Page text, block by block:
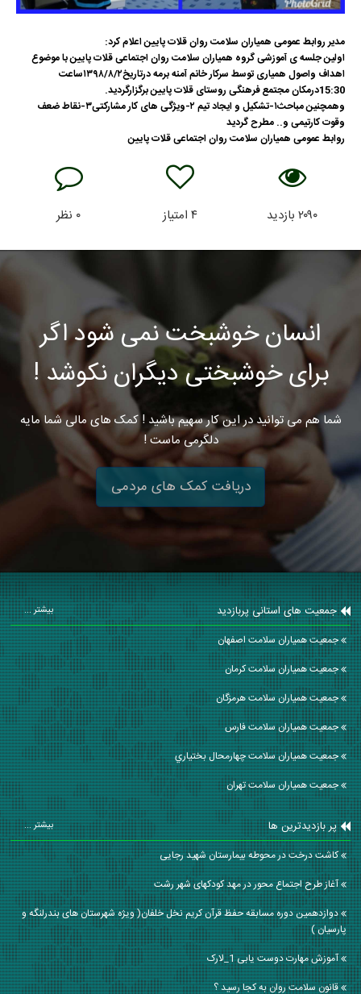
مدیر روابط عمومی همیاران سلامت روان قلات پایین اعلام کرد:
اولین جلسه ی آموزشی گروه همیاران سلامت روان اجتماعی قلات پایین با موضوع
اهداف واصول همیاری توسط سرکار خانم آمنه برمه درتاریخ۱۳۹۸/۸/۲ساعت
15:30درمکان مجتمع فرهنگی روستای قلات پایین برگزارگردید.
وهمچنین مباحث۱-تشکیل و ایجاد تیم ۲-ویژگی های کار مشارکتی۳-نقاط ضعف
وقوت کارتیمی و.. ‌‌مطرح گردید
روابط عمومی همیاران سلامت روان اجتماعی قلات پایین
۲۰۹۰بازدید ۴امتیاز ۰ نظر
انسان خوشبخت نمی شود اگر
برای خوشبختی دیگران نکوشد !
شما هم می توانید در این کار سهیم باشید ! کمک های مالی شما مایه
دلگرمی ماست !
دریافت کمک های مردمی
جمعیت های استانی پربازدید بیشتر ...
جمعیت همیاران سلامت اصفهان
جمعیت همیاران سلامت كرمان
جمعیت همیاران سلامت هرمزگان
جمعیت همیاران سلامت فارس
جمعیت همیاران سلامت چهارمحال بختياري
جمعیت همیاران سلامت تهران
پر بازدیدترین ها بیشتر ...
کاشت درخت در محوطه بیمارستان شهید رجایی
آغاز طرح اجتماع محور در مهد کودکهای شهر رشت
دوازدهمین دوره مسابقه حفظ قرآن کریم نخل خلفان( ویژه شهرستان های بندرلنگه و
پارسیان )
آموزش مهارت دوست یابی 1_لارک
قانون سلامت روان به کجا رسید ؟